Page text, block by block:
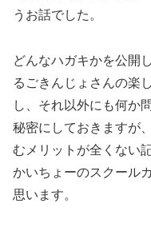
うお話でした。
どんなハガキかを公開
るごきんじょさんの楽
し、それ以外にも何か
秘密にしておきますが
むメリットが全くない
かいちょーのスクール
思います。